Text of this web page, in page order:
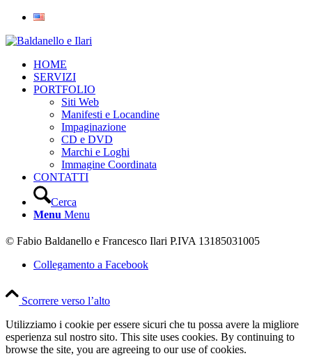
HOME
SERVIZI
PORTFOLIO
Siti Web
Manifesti e Locandine
Impaginazione
CD e DVD
Marchi e Loghi
Immagine Coordinata
CONTATTI
Cerca
Menu Menu
© Fabio Baldanello e Francesco Ilari P.IVA 13185031005
Collegamento a Facebook
Scorrere verso l’alto
Utilizziamo i cookie per essere sicuri che tu possa avere la migliore
esperienza sul nostro sito. This site uses cookies. By continuing to
browse the site, you are agreeing to our use of cookies.